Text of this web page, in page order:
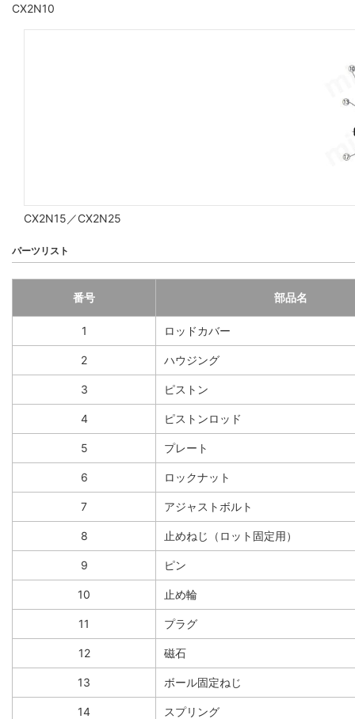
CX2N10
CX2N15／CX2N25
パーツリスト
番号 部品名
1 ロッドカバー
2 ハウジング
3 ピストン
4 ピストンロッド
5 プレート
6 ロックナット
7 アジャストボルト
8 止めねじ（ロット固定用）
9 ピン
10 止め輪
11 プラグ
12 磁石
13 ボール固定ねじ
14 スプリング